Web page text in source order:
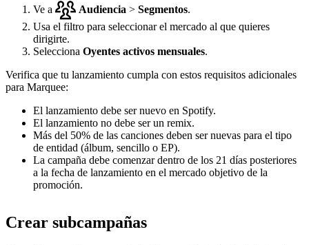
Ve a Audiencia > Segmentos.
Usa el filtro para seleccionar el mercado al que quieres
dirigirte.
Selecciona Oyentes activos mensuales.
Verifica que tu lanzamiento cumpla con estos requisitos adicionales
para Marquee:
El lanzamiento debe ser nuevo en Spotify.
El lanzamiento no debe ser un remix.
Más del 50% de las canciones deben ser nuevas para el tipo
de entidad (álbum, sencillo o EP).
La campaña debe comenzar dentro de los 21 días posteriores
a la fecha de lanzamiento en el mercado objetivo de la
promoción.
Crear subcampañas